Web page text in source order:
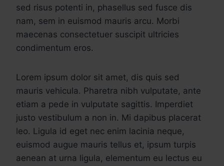
sed risus potenti in, phasellus sed fusce dis
nam, sem in euismod mauris arcu. Morbi
maecenas consectetuer suscipit ultricies
condimentum eros.
Lorem ipsum dolor sit amet, dis quis sed
mauris vehicula. Pharetra nibh vulputate, ante
etiam a pede in vulputate sagittis. Imperdiet
justo vestibulum a non in. Mi dapibus placerat
leo. Ligula id eget nec enim lacinia neque,
euismod augue mauris tellus et, ipsum turpis
aenean at urna ligula, elementum eu lectus eu